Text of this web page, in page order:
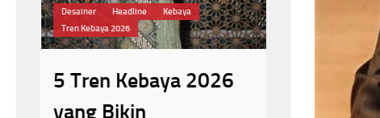
Desainer Headline
Kebaya
Tren Kebaya 2026
5 Tren Kebaya 2026
yang Bikin
Megawati